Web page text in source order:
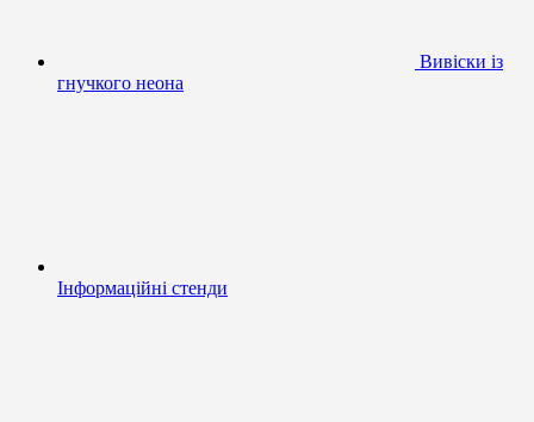
Вивіски із
гнучкого неона
Інформаційні стенди